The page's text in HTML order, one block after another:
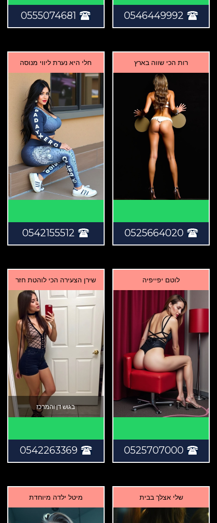
0546449992
0555074681
רות הכי שווה בארץ
0525664020
חלי היא נערת ליווי מנוסה
0542155512
לוטם יפייפיה
0525707000
שירן הצעירה הכי לוהטת חזר
בגוש דן והמרכז
0542263369
שלי אצלך בבית מיטל ילדה מיוחדת